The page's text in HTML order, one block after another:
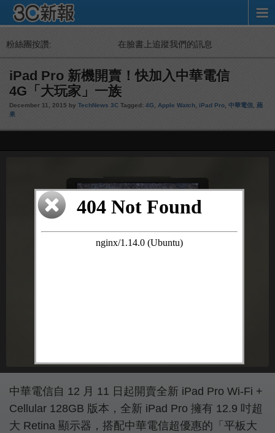
粉絲團按讚: 在臉書上追蹤我們的訊息
iPad Pro 新機開賣！快加入中華電信
4G「大玩家」一族
December 11, 2015 by TechNews 3C Tagged: 4G Apple Watch iPad Pro 中華電信 蘋
果
中華電信自 12 月 11 日起開賣全新 iPad Pro Wi-Fi +
Cellular 128GB 版本，全新 iPad Pro 擁有 12.9 吋超
大 Retina 顯示器，搭配中華電信超優惠的「平板大